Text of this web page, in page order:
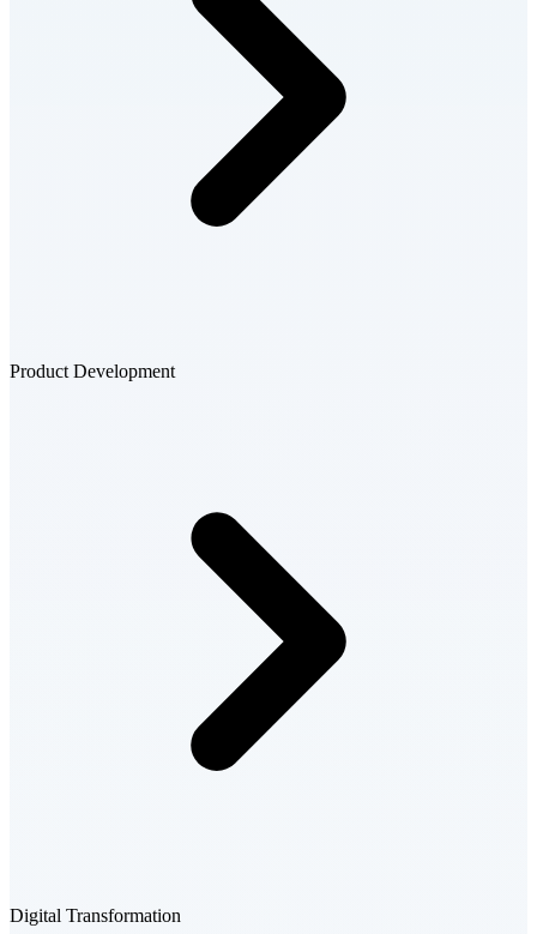
Product Development
Digital Transformation